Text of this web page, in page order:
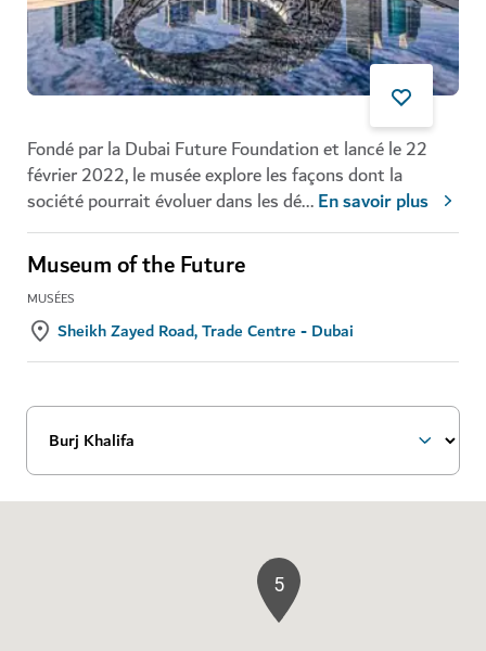
Fondé par la Dubai Future Foundation et lancé le 22
février 2022, le musée explore les façons dont la
société pourrait évoluer dans les dé...En savoir plus
Museum of the Future
MUSÉES
Sheikh Zayed Road, Trade Centre - Dubai
5